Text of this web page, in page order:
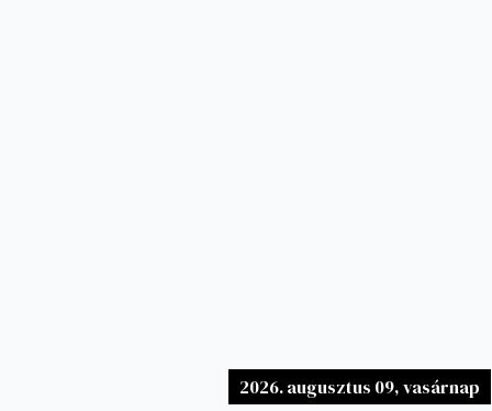
2026. augusztus 09, vasárnap